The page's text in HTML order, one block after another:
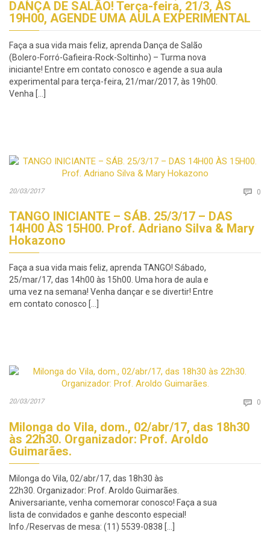
DANÇA DE SALÃO! Terça-feira, 21/3, ÀS
19H00, AGENDE UMA AULA EXPERIMENTAL
Faça a sua vida mais feliz, aprenda Dança de Salão
(Bolero-Forró-Gafieira-Rock-Soltinho) – Turma nova
iniciante! Entre em contato conosco e agende a sua aula
experimental para terça-feira, 21/mar/2017, às 19h00.
Venha […]
20/03/2017  0
TANGO INICIANTE – SÁB. 25/3/17 – DAS
14H00 ÀS 15H00. Prof. Adriano Silva & Mary
Hokazono
Faça a sua vida mais feliz, aprenda TANGO! Sábado,
25/mar/17, das 14h00 às 15h00. Uma hora de aula e
uma vez na semana! Venha dançar e se divertir! Entre
em contato conosco […]
20/03/2017  0
Milonga do Vila, dom., 02/abr/17, das 18h30
às 22h30. Organizador: Prof. Aroldo
Guimarães.
Milonga do Vila, 02/abr/17, das 18h30 às
22h30. Organizador: Prof. Aroldo Guimarães.
Aniversariante, venha comemorar conosco! Faça a sua
lista de convidados e ganhe desconto especial!
Info./Reservas de mesa: (11) 5539-0838 […]